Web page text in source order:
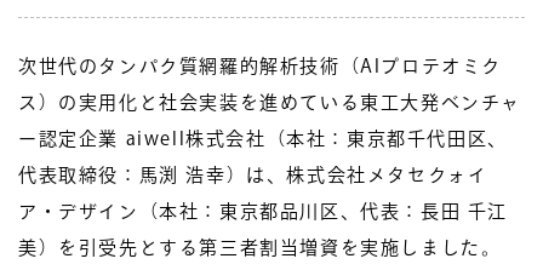
次世代のタンパク質網羅的解析技術（AIプロテオミク
ス）の実用化と社会実装を進めている東工大発ベンチャ
ー認定企業 aiwell株式会社（本社：東京都千代田区、
代表取締役：馬渕 浩幸）は、株式会社メタセクォイ
ア・デザイン（本社：東京都品川区、代表：⻑⽥ 千江
美）を引受先とする第三者割当増資を実施しました。